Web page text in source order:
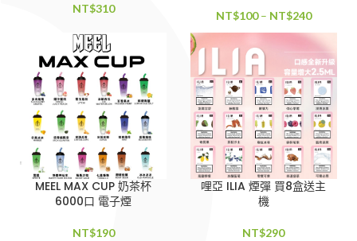
NT$310
NT$100 – NT$240
MEEL MAX CUP 奶茶杯
6000口 電子煙
NT$190
哩亞 ILIA 煙彈 買8盒送主
機
NT$290